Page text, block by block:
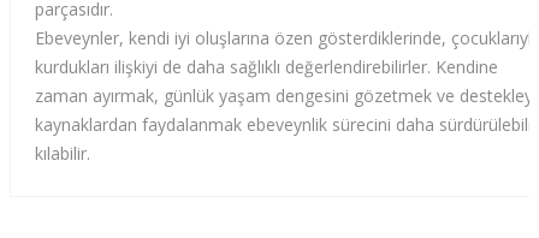
parçasıdır.
Ebeveynler, kendi iyi oluşlarına özen gösterdiklerinde,
kurdukları ilişkiyi de daha sağlıklı değerlendirebilirler. Kendine
zaman ayırmak, günlük yaşam dengesini gözetmek ve
kaynaklardan faydalanmak ebeveynlik sürecini daha sürdürülebilir
kılabilir.